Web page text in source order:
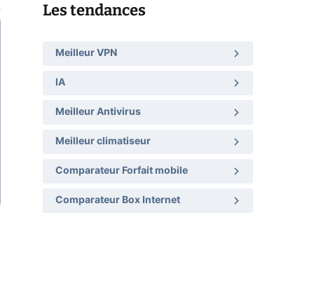
Les tendances
Meilleur VPN
IA
Meilleur Antivirus
Meilleur climatiseur
Comparateur Forfait mobile
Comparateur Box Internet